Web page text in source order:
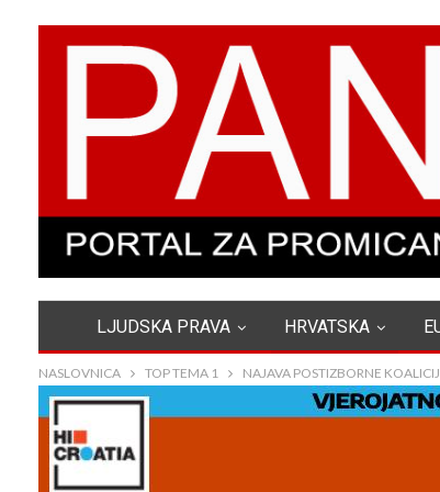
LJUDSKA PRAVA HRVATSKA
NASLOVNICA TOP TEMA 1 NAJAVA POSTIZBORNE